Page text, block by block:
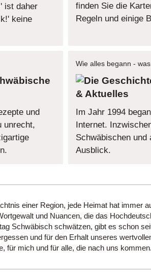
ist daher
keine
finden Sie die
Regeln und einige
und
unrecht,
Wie alles begann -
& Aktuelles
Im Jahr 1994
Internet.
Schwäbischen und
Ausblick.
einer Region, jede Heimat hat immer
und Nuancen, die das
Schwäbisch schwätzen, gibt es schon
und für den Erhalt unseres
für mich und für alle, die nach uns kommen.